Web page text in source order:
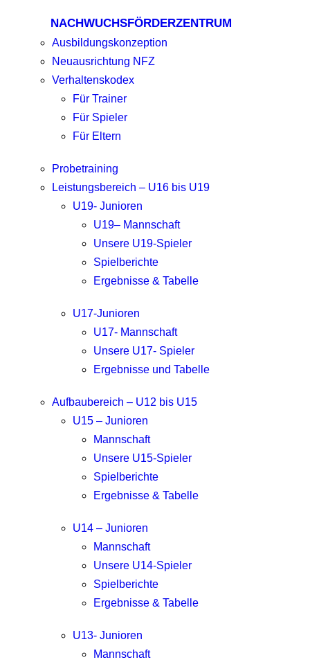
NACHWUCHSFÖRDERZENTRUM
Ausbildungskonzeption
Neuausrichtung NFZ
Verhaltenskodex
Für Trainer
Für Spieler
Für Eltern
Probetraining
Leistungsbereich – U16 bis U19
U19- Junioren
U19– Mannschaft
Unsere U19-Spieler
Spielberichte
Ergebnisse & Tabelle
U17-Junioren
U17- Mannschaft
Unsere U17- Spieler
Ergebnisse und Tabelle
Aufbaubereich – U12 bis U15
U15 – Junioren
Mannschaft
Unsere U15-Spieler
Spielberichte
Ergebnisse & Tabelle
U14 – Junioren
Mannschaft
Unsere U14-Spieler
Spielberichte
Ergebnisse & Tabelle
U13- Junioren
Mannschaft